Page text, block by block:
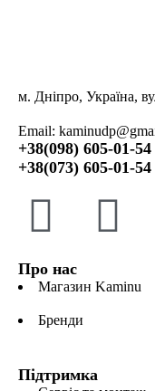
м. Дніпро, Україна,
Email:
+38(098) 605-01-54
+38(073) 605-01-54
Про нас
Магазин Kaminu
Бренди
Підтримка